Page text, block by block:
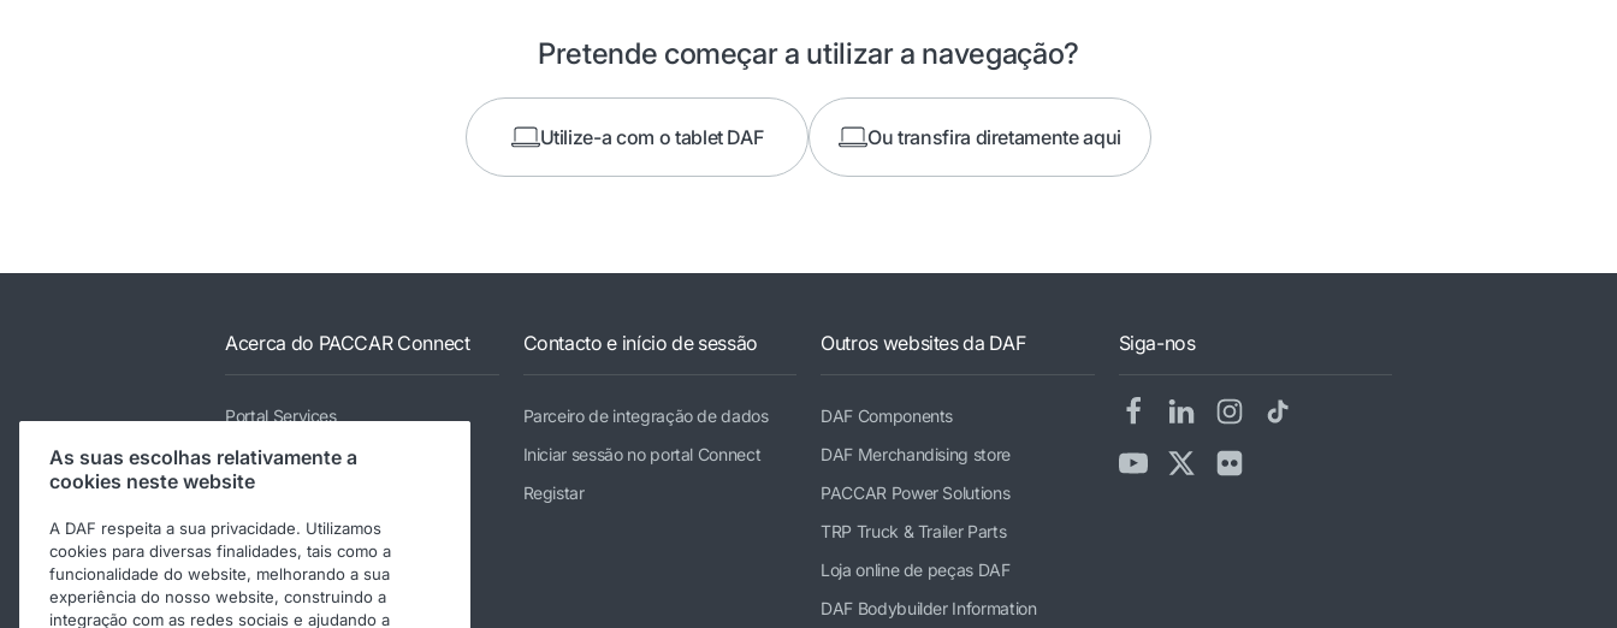
Pretende começar a utilizar a navegação?
Utilize-a com o tablet DAF Ou transfira diretamente aqui
Acerca do PACCAR Connect
Portal Services
Data Integration Services
Mobile Services
Valores do PACCAR Connect
Apoio e perguntas frequentes
Contactar o PACCAR Connect
Contacto e início de sessão
Parceiro de integração de dados
Iniciar sessão no portal Connect
Registar
Outros websites da DAF
DAF Components
DAF Merchandising store
PACCAR Power Solutions
TRP Truck & Trailer Parts
Loja online de peças DAF
DAF Bodybuilder Information
Siga-nos
As suas escolhas relativamente a
cookies neste website
A DAF respeita a sua privacidade. Utilizamos
cookies para diversas finalidades, tais como a
funcionalidade do website, melhorando a sua
experiência do nosso website, construindo a
integração com as redes sociais e ajudando a